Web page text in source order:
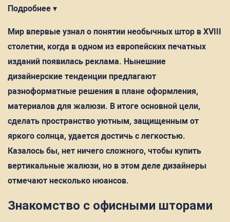
Подробнее ▾
Мир впервые узнал о понятии необычных штор в XVIII
столетии, когда в одном из европейских печатных
изданий появилась реклама. Нынешние
дизайнерские тенденции предлагают
разноформатные решения в плане оформления,
материалов для жалюзи. В итоге основной цели,
сделать пространство уютным, защищенным от
яркого солнца, удается достичь с легкостью.
Казалось бы, нет ничего сложного, чтобы купить
вертикальные жалюзи, но в этом деле дизайнеры
отмечают несколько нюансов.
Знакомство с офисными шторами